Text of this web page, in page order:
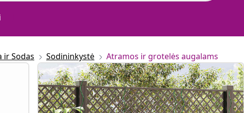
ir Sodas Sodininkystė Atramos ir grotelės augalams